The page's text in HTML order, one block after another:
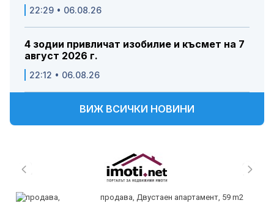
22:29 • 06.08.26
4 зодии привличат изобилие и късмет на 7
август 2026 г.
22:12 • 06.08.26
ВИЖ ВСИЧКИ НОВИНИ
продава, Двустаен апартамент, 59 m2